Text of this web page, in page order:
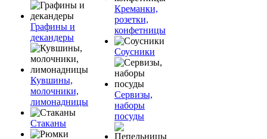
Графины и
декандеры
Кувшины,
молочники,
лимонадницы
Стаканы
Креманки,
розетки,
конфетницы
Соусники
Сервизы,
наборы
посуды